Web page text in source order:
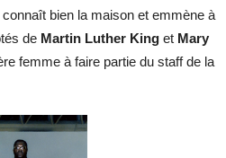
bien la maison et emmène à
de Martin Luther King et Mary
femme à faire partie du staff de la